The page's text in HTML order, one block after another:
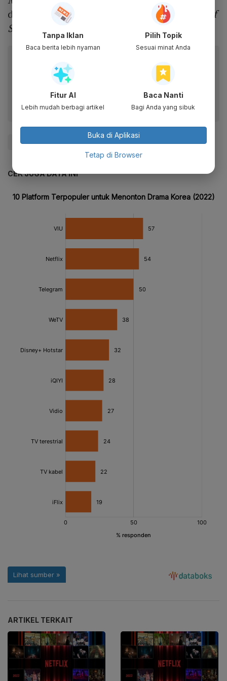
drama mecakup
D.P,The Sea of
Silence
, sitkom
Dapatkan pengalaman membaca lebih nyaman dan nikmati
fitur menarik lainnya lewat aplikasi mobile Katadata.
#Zigi
CEK JUGA DATA INI
ARTIKEL TERKAIT
Tanpa Iklan
Baca berita lebih nyaman
Pilih Topik
Sesuai minat Anda
Fitur AI
Lebih mudah berbagi artikel
Baca Nanti
Bagi Anda yang sibuk
Buka di Aplikasi
Tetap di Browser